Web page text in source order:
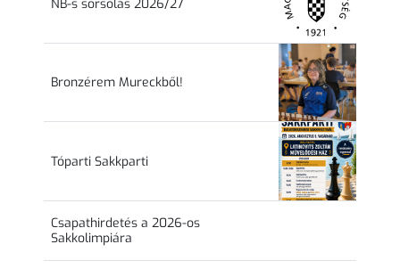
NB-s sorsolás 2026/27
Bronzérem Mureckből!
Tóparti Sakkparti
Csapathirdetés a 2026-os
Sakkolimpiára